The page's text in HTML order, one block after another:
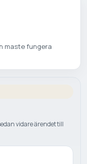
maste fungera
vidare ärendet till